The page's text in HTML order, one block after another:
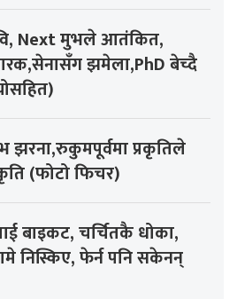
Next मुभले आतंकित,
झमेला,PhD बेच्दै
झरना,रुकुमपूर्वमा प्रकृतिले
(फोटो फिचर)
बाइकट, चर्चितकै धोका,
निस्किए, फेर्न पनि सकेनन्